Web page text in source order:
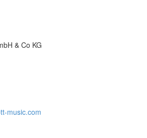
& Co KG
music.com